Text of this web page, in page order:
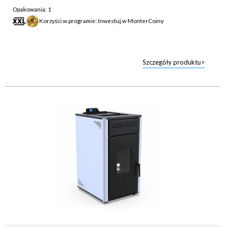
Opakowania: 1
Korzyści w programie: Inwestuj w MonterCoiny
Szczegóły produktu>